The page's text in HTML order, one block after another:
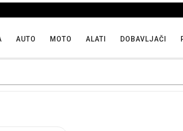
Iskoristite maksimalne popuste
AUTO MOTO ALATI DOBAVLJAČI